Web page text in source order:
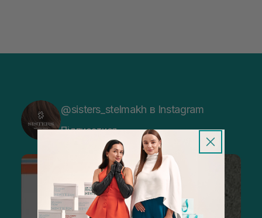
@sisters_stelmakh в Instagram
Підписатися